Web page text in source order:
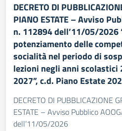
DECRETO DI
PIANO ESTATE – Avviso
n. 112894 dell’11/05/2026
potenziamento delle
socialità nel periodo di
lezioni negli anni scolastici
2027”, c.d. Piano Estate
DECRETO DI PUBBLICAZIONE
ESTATE – Avviso Pubblico
dell’11/05/2026